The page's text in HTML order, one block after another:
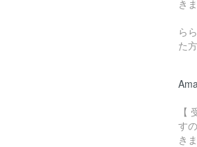
き
ら
た
【
す
き